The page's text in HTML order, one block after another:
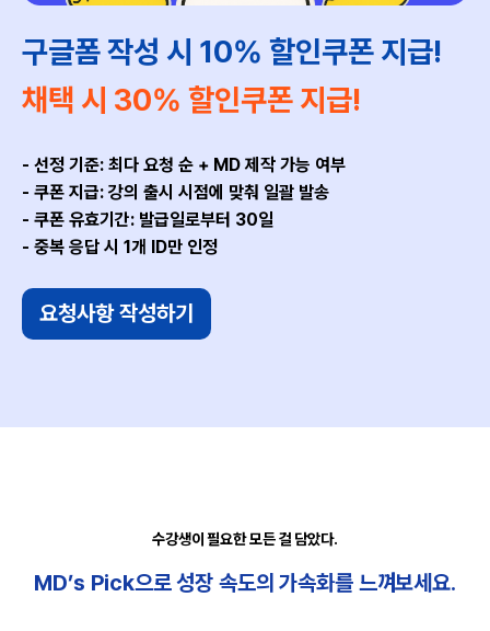
구글폼 작성 시 10% 할인쿠폰 지급!
채택 시 30% 할인쿠폰 지급!
- 선정 기준: 최다 요청 순 + MD 제작 가능 여부
- 쿠폰 지급: 강의 출시 시점에 맞춰 일괄 발송
- 쿠폰 유효기간: 발급일로부터 30일
- 중복 응답 시 1개 ID만 인정
요청사항 작성하기
수강생이 필요한 모든 걸 담았다.
MD’s Pick으로 성장 속도의 가속화를 느껴보세요.